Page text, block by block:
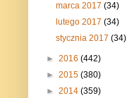
marca 2017(34)
lutego 2017(34)
stycznia 2017(34)
► 2016 (442)
► 2015 (380)
► 2014 (359)